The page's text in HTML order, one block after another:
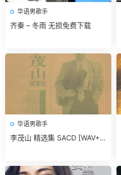
华语男歌手
齐秦 – 冬雨 无损免费下载
华语男歌手
李茂山 精选集 SACD [WAV+C